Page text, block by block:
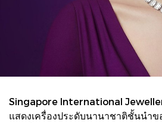
Singapore International
แสดงเครื่องประดับนานาชาติชั้นนำข